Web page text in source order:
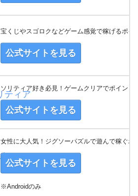
宝くじやスゴロクなどゲーム感覚で稼げるポイ
公式サイトを見る
ソリティア好き必見！ゲームクリアでポイント
公式サイトを見る
女性に大人気！ジグソーパズルで遊んで稼ぐポ
公式サイトを見る
※Androidのみ